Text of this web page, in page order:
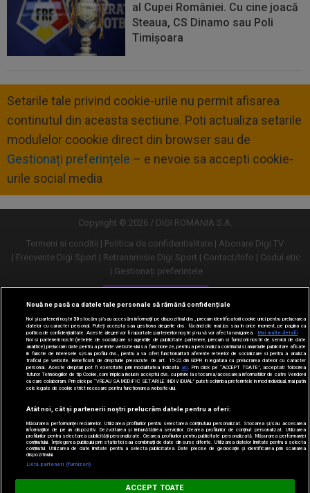
Digi Sport
al Cupei României. Cu cine joacă
Steaua, CS Dinamo sau Poli
Timișoara
Setarile tale privind cookie-urile nu permit afisarea
continutul din aceasta sectiune. Poti actualiza setarile
modulelor coookie direct din browser sau de
Gestionați preferințele – e nevoie sa accepti cookie-
urile social media
Copyright © 2026 / DIGI ROMANIA S.A.
Termeni si conditii
Politica de confidentialitate
Abonare Digi TV
Frecvente Digi Sport
Retransmisie Digi Sport Contact/Info
Codul etic
Gestionați preferințele
Versiune desktop
Nouă ne pasă ca datele tale personale să rămână confidențiale
Noi și partenerii noștri30stocăm și/sau accesăm informații pe dispozitivul dvs., precum identificatorii cookie unici pentru prelucrarea
datelor cu caracter personal. Puteți accepta sau gestiona alegerile dvs. făcând clic mai jos sau în orice moment, pe pagina cu
politica de confidențialitate. Aceste alegeri vor fi raportate partenerilor noștri și nu vă vor afecta navigarea.
Mai multe detalii
Noi si partenerii nostri (retelele de socializare si agentiile de publicitate partenere, precum si furnizorii nostri de servicii de date
analitice) prelucram date pentru a permite website-ului sa functioneze, pentru a personaliza continutul si anunturile publicitare afisate
in functie de interesele si/sau profilul dvs., pentru a va oferi functionalitati aferente retelelor de socializare si pentru a analiza
traficul pe website. Beneficiati de drepturile prevazute de art. 15-22 din GDPR in legatura cu prelucrarea datelor cu caracter
personal. Aceste drepturi pot fi exercitate prin modalitatea indicata aici. Prin click pe “ACCEPT TOATE”, acceptati folosirea
tuturor Tehnologiilor de tip Cookie, care implica inclusiv acceptul dvs. cu privire la stocarea/accesarea informatiilor de catre Vendor-ii
cu care colaboram. Prin click pe “VREAU SA MODIFIC SETARILE INDIVIDUAL” puteti schimba preferintele in mod individual, mai putin
cele legate de cookie strict necesare pentru functionarea website-ului.
Atât noi, cât și partenerii noștri prelucrăm datele pentru a oferi:
Măsurarea performanței reclamelor. Utilizarea profilurilor pentru selectarea conținutului personalizat. Stocarea și/sau accesarea
informațiilor de pe un dispozitiv. Dezvoltarea și îmbunătățirea serviciilor. Crearea profilurilor de conținut personalizat. Utilizarea
profilurilor pentru selectarea publicității personalizate. Crearea profilurilor pentru publicitate personalizată. Măsurarea performanței
conținutului. Înțelegerea publicului prin statistici sau combinații de date din surse diferite. Utilizarea datelor limitate pentru a selecta
conținutul. Utilizarea de date limitate pentru a selecta publicitatea. Date precise de geolocație și identificarea prin scanarea
dispozitivului.
Listă parteneri (furnizori)
ACCEPT TOATE